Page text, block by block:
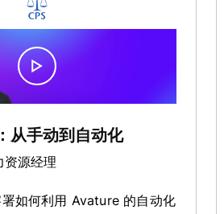
从手动到自动化
源经理
如何利用 Avature 的自动化